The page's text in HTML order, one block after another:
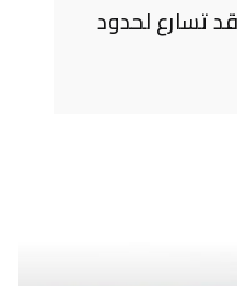
تسارع لحدود